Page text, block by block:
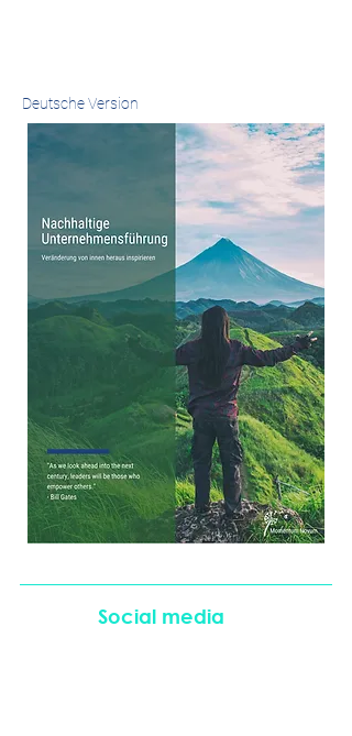
Deutsche Version
Social media